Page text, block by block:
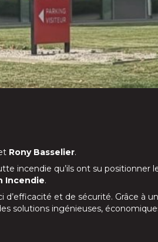
Rony Basselier.
incendie qu’ils ont su positionner
Incendie.
et de sécurité. Grâce à
solutions ingénieuses,